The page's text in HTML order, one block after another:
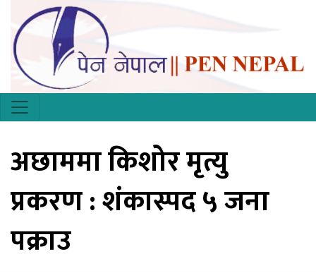
अछाममा किशोर मृत्यु
प्रकरण : शंकास्पद ५ जना
पक्राउ